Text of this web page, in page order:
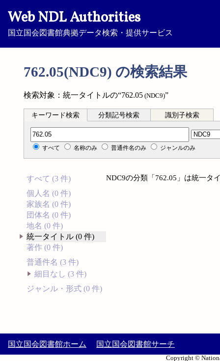
Web NDL Authorities
国立国会図書館典拠データ検索・提供サービス
762.05(NDC9) の検索結果
検索対象：統一タイトルの“762.05 (NDC9)”
キーワード検索 分類記号検索 識別子検索
分類記号検索
すべて 名称のみ 普通件名のみ ジャンルのみ
すべて (3 件)
個人名 (0 件)
家族名 (0 件)
団体名 (0 件)
地名 (0 件)
統一タイトル (0 件)
著作 (0 件)
普通件名 (3 件)
細目なし (3 件)
ジャンル・形式 (0 件)
NDC9の分類「762.05」は統一タ
国立国会図書館ホーム 国立国会図書館サーチ
Copyright ©